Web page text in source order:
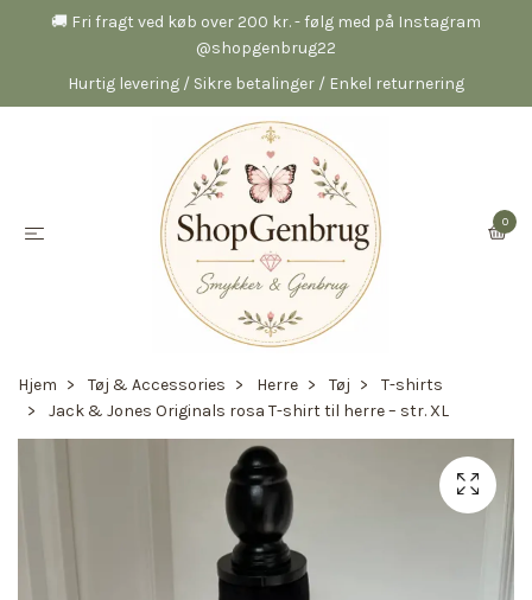
🚚 Fri fragt ved køb over 200 kr. - følg med på Instagram
@shopgenbrug22
Hurtig levering / Sikre betalinger / Enkel returnering
0
Hjem Tøj & Accessories Herre Tøj
T-shirts
Jack & Jones Originals rosa T-shirt til herre – str. XL